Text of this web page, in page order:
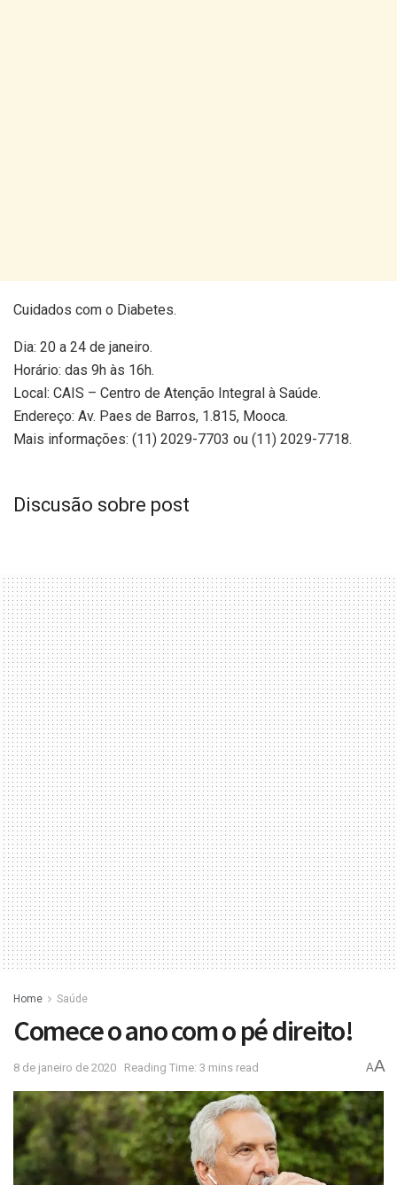
Cuidados com o Diabetes.
Dia: 20 a 24 de janeiro.
Horário: das 9h às 16h.
Local: CAIS – Centro de Atenção Integral à Saúde.
Endereço: Av. Paes de Barros, 1.815, Mooca.
Mais informações: (11) 2029-7703 ou (11) 2029-7718.
Discusão sobre post
Home Saúde
Comece o ano com o pé direito!
8 de janeiro de 2020 Reading Time: 3 mins read AA